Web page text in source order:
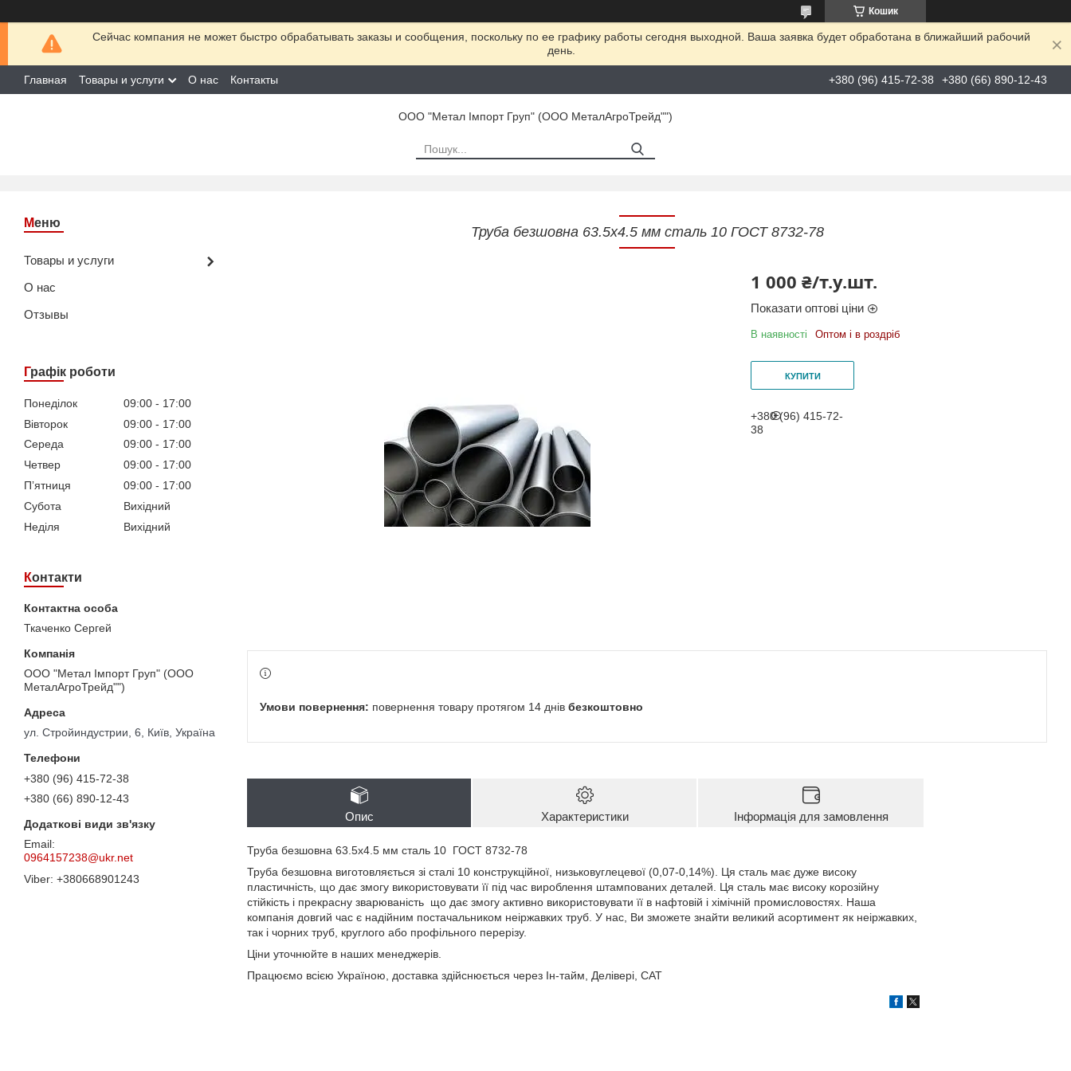
Кошик
Сейчас компания не может быстро обрабатывать заказы и сообщения, поскольку по ее графику работы сегодня выходной. Ваша заявка будет обработана в ближайший рабочий
день.
Главная Товары и услуги О нас Контакты +380 (96) 415-72-38 +380 (66) 890-12-43
ООО "Метал Імпорт Груп" (ООО МеталАгроТрейд"")
Товары и услуги
О нас
Отзывы
Графік роботи
Понеділок 09:00
17:00
Вівторок
09:00
17:00
Середа
09:00
17:00
Четвер
09:00
17:00
Пʼятниця
09:00
17:00
Субота
Вихідний
Неділя
Вихідний
Контакти
Ткаченко Сергей
ООО "Метал Імпорт Груп" (ООО
МеталАгроТрейд"")
ул. Стройиндустрии, 6, Київ, Україна
+380 (96) 415-72-38
+380 (66) 890-12-43
0964157238@ukr.net
+380668901243
Труба безшовна 63.5х4.5 мм сталь 10 ГОСТ 8732-78
1 000 ₴/т.у.шт.
Показати оптові ціни
В наявності Оптом і в роздріб
КУПИТИ
+380 (96) 415-72-
38
повернення товару протягом 14 днів безкоштовно
Опис Характеристики Інформація для замовлення
Труба безшовна 63.5х4.5 мм сталь 10 ГОСТ 8732-78
Труба безшовна виготовляється зі сталі 10 конструкційної, низьковуглецевої (0,07-0,14%). Ця сталь має дуже високу
пластичність, що дає змогу використовувати її під час вироблення штампованих деталей. Ця сталь має високу корозійну
стійкість і прекрасну зварюваність що дає змогу активно використовувати її в нафтовій і хімічній промисловостях. Наша
компанія довгий час є надійним постачальником неіржавких труб. У нас, Ви зможете знайти великий асортимент як неіржавких,
так і чорних труб, круглого або профільного перерізу.
Ціни уточнюйте в наших менеджерів.
Працюємо всією Україною, доставка здійснюється через Ін-тайм, Делівері, САТ